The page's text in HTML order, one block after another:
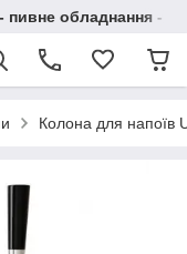
обладнання - в
Колона для напоїв